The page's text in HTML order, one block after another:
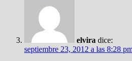
elvira dice:
septiembre 23, 2012 a las 8:28